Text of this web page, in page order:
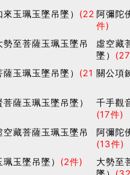
玉珮玉墜吊墜） (22 阿彌陀
件)
至菩薩玉珮玉墜吊
虛空藏
墜）
玉珮玉墜吊墜） (21 關公項
薩玉珮玉墜吊墜）
千手觀
(17件)
藏菩薩玉珮玉墜吊
阿彌陀
(13件)
玉墜吊墜） (2件)
大勢至